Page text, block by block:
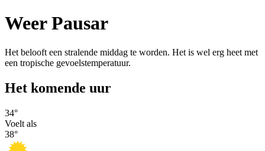
Weer Pausar
Het belooft een stralende middag te worden. Het is wel erg heet met
een tropische gevoelstemperatuur.
Het komende uur
34°
Voelt als
38°